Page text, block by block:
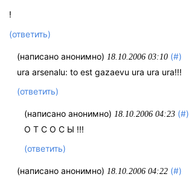
!
(ответить)
(написано анонимно) 18.10.2006 03:10 (#)
ura arsenalu: to est gazaevu ura ura ura!!!
(ответить)
(написано анонимно) 18.10.2006 04:23 (#)
О Т С О С Ы !!!
(ответить)
(написано анонимно) 18.10.2006 04:22 (#)